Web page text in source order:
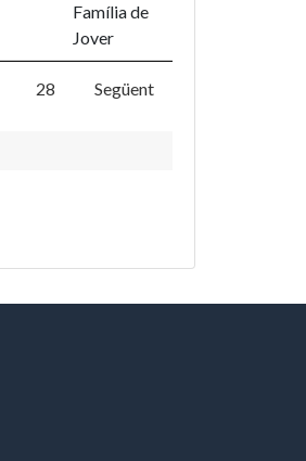
Família de
Jover
28 Següent